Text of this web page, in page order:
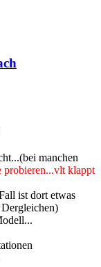
manchen
probieren...vlt klappt
ist dort etwas